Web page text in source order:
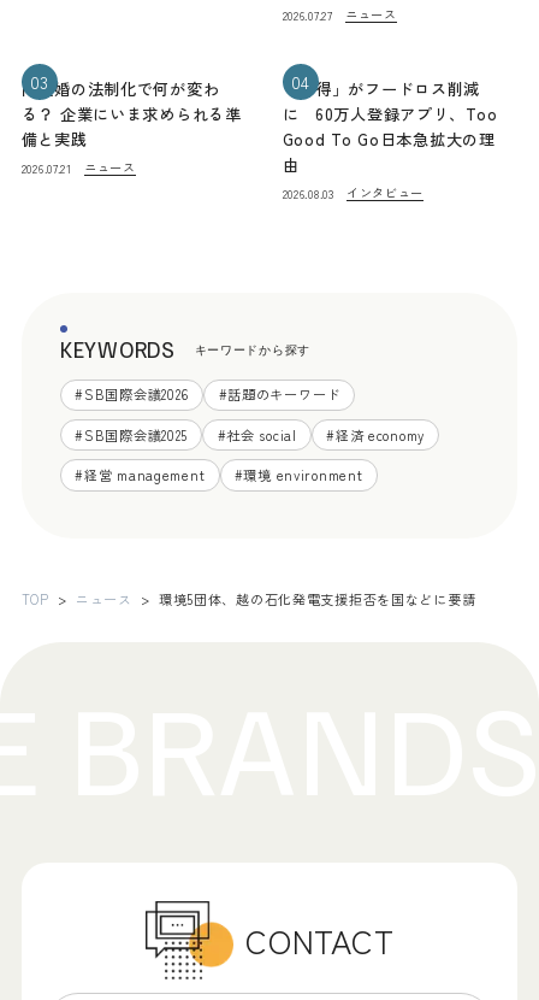
2026.07.27 ニュース
03
同性婚の法制化で何が変わ
る？ 企業にいま求められる準
備と実践
2026.07.21 ニュース
04
「お得」がフードロス削減
に 60万人登録アプリ、Too
Good To Go日本急拡大の理
由
2026.08.03 インタビュー
KEYWORDS キーワードから探す
#SB国際会議2026 #話題のキーワード
#SB国際会議2025 #社会 social #経済 economy
#経営 management #環境 environment
TOP ニュース 環境5団体、越の石化発電支援拒否を国などに要請
CONTACT